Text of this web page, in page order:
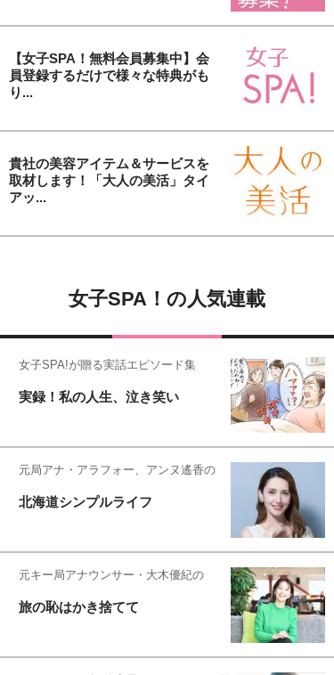
【女子SPA！無料会員募集中】会
員登録するだけで様々な特典がも
り...
貴社の美容アイテム＆サービスを
取材します！「大人の美活」タイ
アッ...
女子SPA！の人気連載
女子SPA!が贈る実話エピソード集
実録！私の人生、泣き笑い
元局アナ・アラフォー、アンヌ遙香の
北海道シンプルライフ
元キー局アナウンサー・大木優紀の
旅の恥はかき捨てて